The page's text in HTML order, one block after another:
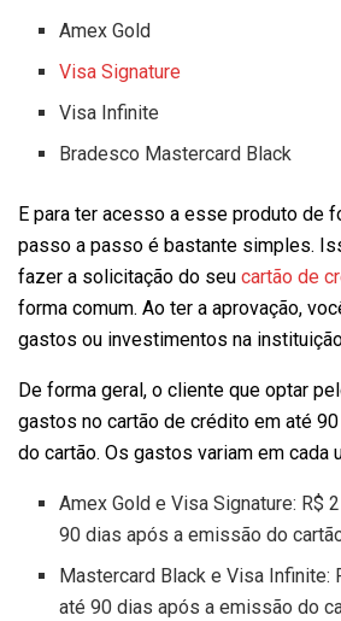
Amex Gold
Visa Signature
Visa Infinite
Bradesco Mastercard Black
E para ter acesso a esse produto de
passo a passo é bastante simples.
fazer a solicitação do seu cartão de
forma comum. Ao ter a aprovação,
gastos ou investimentos na
De forma geral, o cliente que optar
gastos no cartão de crédito em até
do cartão. Os gastos variam em cada
Amex Gold e Visa Signature: R$
90 dias após a emissão do
Mastercard Black e Visa Infinite:
até 90 dias após a emissão do